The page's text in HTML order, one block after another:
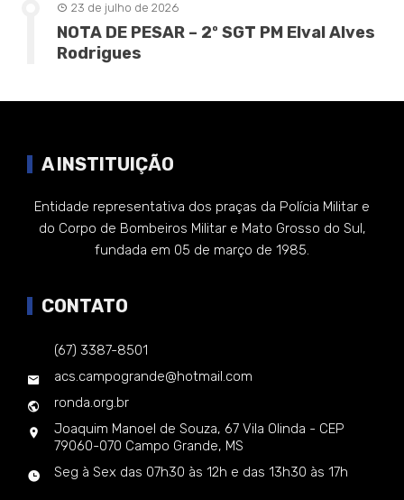
23 de julho de 2026
NOTA DE PESAR – 2º SGT PM Elval Alves
Rodrigues
A INSTITUIÇÃO
Entidade representativa dos praças da Polícia Militar e
do Corpo de Bombeiros Militar e Mato Grosso do Sul,
fundada em 05 de março de 1985.
CONTATO
(67) 3387-8501
acs.campogrande@hotmail.com
ronda.org.br
Joaquim Manoel de Souza, 67 Vila Olinda - CEP
79060-070 Campo Grande, MS
Seg à Sex das 07h30 às 12h e das 13h30 às 17h